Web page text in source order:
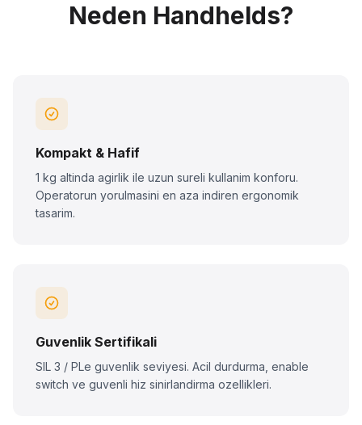
Neden Handhelds?
Kompakt & Hafif
1 kg altinda agirlik ile uzun sureli kullanim konforu.
Operatorun yorulmasini en aza indiren ergonomik
tasarim.
Guvenlik Sertifikali
SIL 3 / PLe guvenlik seviyesi. Acil durdurma, enable
switch ve guvenli hiz sinirlandirma ozellikleri.